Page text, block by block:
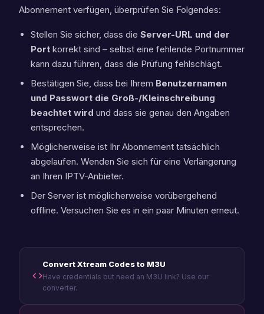
Abonnement verfügen, überprüfen Sie Folgendes:
Stellen Sie sicher, dass die Server-URL und der
Port korrekt sind – selbst eine fehlende Portnummer
kann dazu führen, dass die Prüfung fehlschlägt.
Bestätigen Sie, dass bei Ihrem Benutzernamen
und Passwort die Groß-/Kleinschreibung
beachtet wird und dass sie genau den Angaben
entsprechen.
Möglicherweise ist Ihr Abonnement tatsächlich
abgelaufen. Wenden Sie sich für eine Verlängerung
an Ihren IPTV-Anbieter.
Der Server ist möglicherweise vorübergehend
offline. Versuchen Sie es in ein paar Minuten erneut.
Convert Xtream Codes to M3U
Have credentials but need an M3U link? Use our
converter.